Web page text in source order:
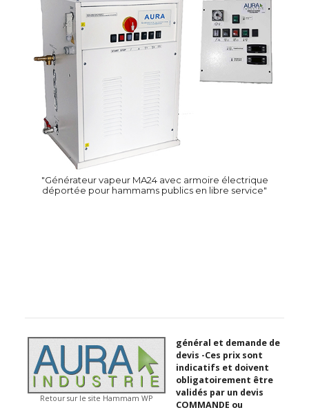
"Générateur vapeur MA24 avec armoire électrique
déportée pour hammams publics en libre service"
Retour sur le site Hammam WP
général et demande de
devis -Ces prix sont
indicatifs et doivent
obligatoirement être
validés par un devis
COMMANDE ou